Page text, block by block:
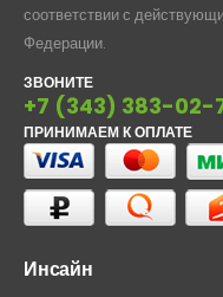
соответствии с
Федерации.
ЗВОНИТЕ
+7 (343) 383-02-
ПРИНИМАЕМ К ОПЛАТЕ
Инсайн